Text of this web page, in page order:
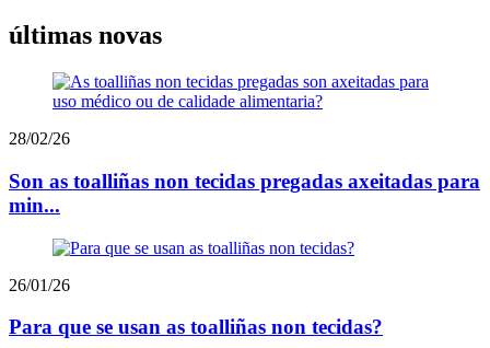
últimas novas
28/02/26
Son as toalliñas non tecidas pregadas axeitadas para
min...
26/01/26
Para que se usan as toalliñas non tecidas?